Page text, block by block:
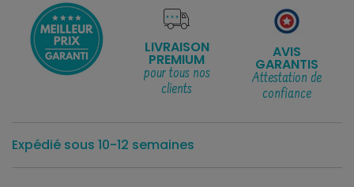
LIVRAISON
PREMIUM
pour tous nos
clients
AVIS
GARANTIS
Attestation de
confiance
Expédié sous 10-12 semaines